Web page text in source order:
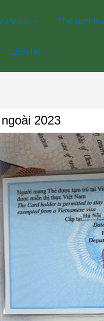
Visa Thẻ tạm trú
Liên hệ
2023